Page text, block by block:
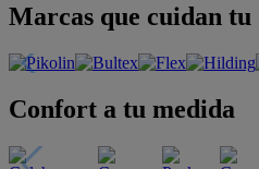
Marcas que cuidan tu
Confort a tu medida